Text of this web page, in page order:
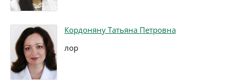
Кордоняну Татьяна Петровна
лор